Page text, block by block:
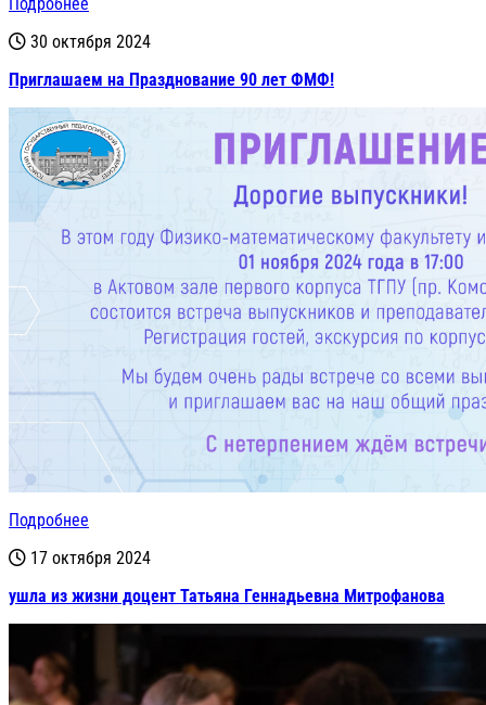
30 октября 2024
Приглашаем на Празднование 90 лет ФМФ!
Подробнее
17 октября 2024
ушла из жизни доцент Татьяна Геннадьевна Митрофанова